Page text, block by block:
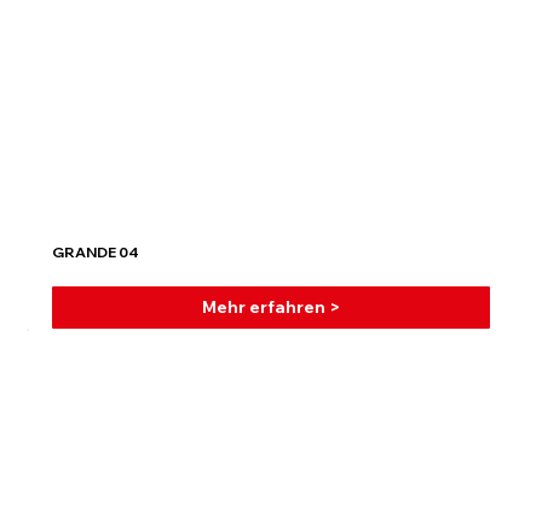
GRANDE 04
Mehr erfahren >